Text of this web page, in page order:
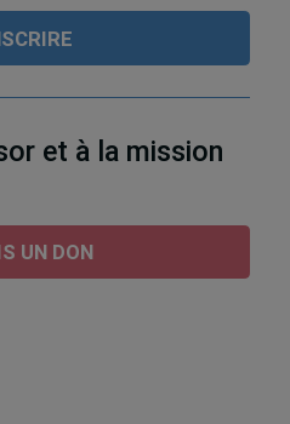
et à la mission
UN DON